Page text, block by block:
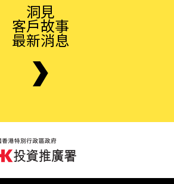
洞見
客戶故事
最新消息